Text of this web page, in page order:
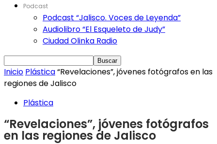
Podcast
Podcast “Jalisco. Voces de Leyenda”
Audiolibro “El Esqueleto de Judy”
Ciudad Olinka Radio
Inicio Plástica“Revelaciones”, jóvenes fotógrafos en las
regiones de Jalisco
Plástica
“Revelaciones”, jóvenes fotógrafos
en las regiones de Jalisco